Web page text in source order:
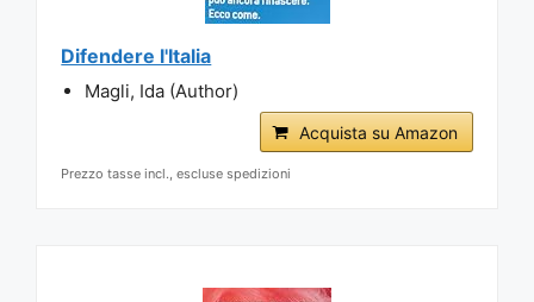
Difendere l'Italia
Magli, Ida (Author)
Acquista su Amazon
Prezzo tasse incl., escluse spedizioni